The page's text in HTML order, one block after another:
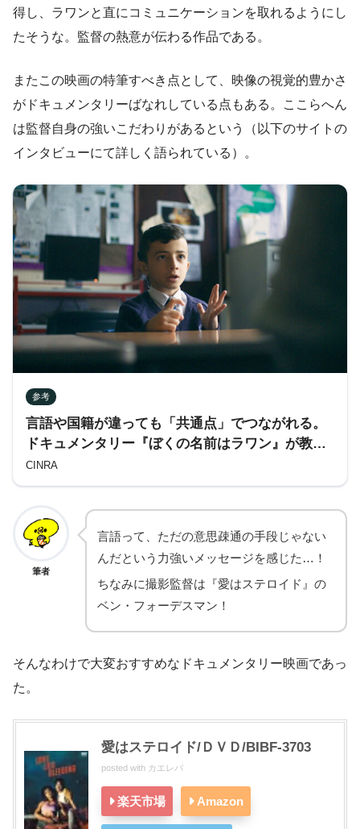
得し、ラワンと直にコミュニケーションを取れるようにし
たそうな。監督の熱意が伝わる作品である。
またこの映画の特筆すべき点として、映像の視覚的豊かさ
がドキュメンタリーばなれしている点もある。ここらへん
は監督自身の強いこだわりがあるという（以下のサイトの
インタビューにて詳しく語られている）。
参考
言語や国籍が違っても「共通点」でつながれる。
ドキュメンタリー『ぼくの名前はラワン』が教え
てくれること | CINRA
CINRA
筆者
言語って、ただの意思疎通の手段じゃない
んだという力強いメッセージを感じた…！
ちなみに撮影監督は『愛はステロイド』の
ベン・フォーデスマン！
そんなわけで大変おすすめなドキュメンタリー映画であっ
た。
愛はステロイド/ＤＶＤ/BIBF-3703
posted with カエレバ
楽天市場 Amazon